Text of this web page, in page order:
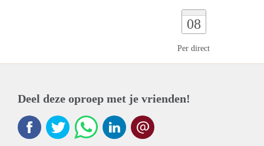
08
Per direct
Deel deze oproep met je vrienden!